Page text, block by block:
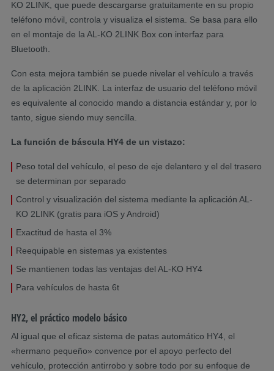
KO 2LINK, que puede descargarse gratuitamente en su propio
teléfono móvil, controla y visualiza el sistema. Se basa para ello
en el montaje de la AL-KO 2LINK Box con interfaz para
Bluetooth.
Con esta mejora también se puede nivelar el vehículo a través
de la aplicación 2LINK. La interfaz de usuario del teléfono móvil
es equivalente al conocido mando a distancia estándar y, por lo
tanto, sigue siendo muy sencilla.
La función de báscula HY4 de un vistazo:
Peso total del vehículo, el peso de eje delantero y el del trasero
se determinan por separado
Control y visualización del sistema mediante la aplicación AL-
KO 2LINK (gratis para iOS y Android)
Exactitud de hasta el 3%
Reequipable en sistemas ya existentes
Se mantienen todas las ventajas del AL-KO HY4
Para vehículos de hasta 6t
HY2, el práctico modelo básico
Al igual que el eficaz sistema de patas automático HY4, el
«hermano pequeño» convence por el apoyo perfecto del
vehículo, protección antirrobo y sobre todo por su enfoque de